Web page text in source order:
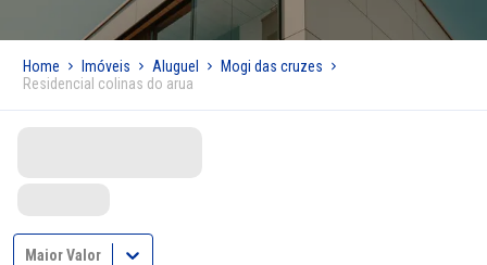
Home Imóveis Aluguel
Mogi das cruzes
Residencial colinas do arua
Maior Valor